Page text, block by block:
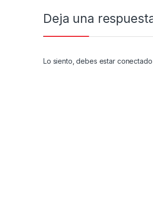
Deja una
Lo siento, debes estar conectado